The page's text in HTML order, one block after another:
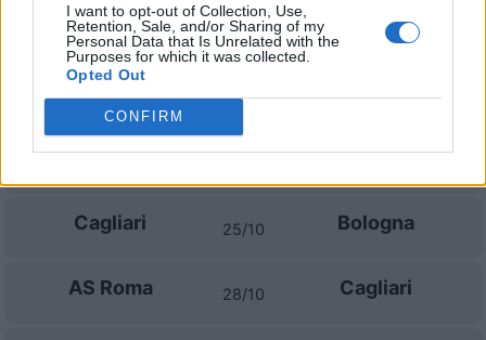
I want to opt-out of Collection, Use,
Retention, Sale, and/or Sharing of my
Personal Data that Is Unrelated with the
Purposes for which it was collected.
Opted Out
CONFIRM
Udinese 19/09 Cagliari
Cagliari 11/10 Juventus
AC Monza Cagliari
Cagliari 25/10 Bologna
AS Roma 28/10 Cagliari